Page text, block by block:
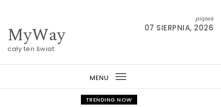
MyWay
cały ten świat
piątek
07 SIERPNIA, 2026
MENU
Toggle
navigation
TRENDING NOW